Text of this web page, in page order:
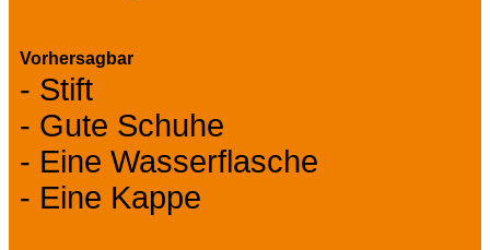
Vorhersagbar
- Stift
- Gute Schuhe
- Eine Wasserflasche
- Eine Kappe